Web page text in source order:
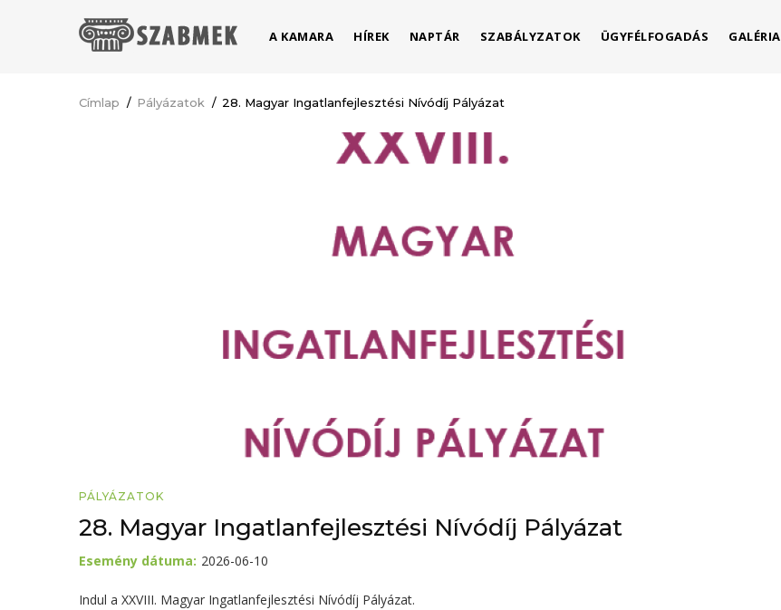
NAVIGATION
A KAMARA HÍREK NAPTÁR SZABÁLYZATOK ÜGYFÉLFOGADÁS GALÉRIA
Morzsa
Címlap / Pályázatok / 28. Magyar Ingatlanfejlesztési Nívódíj Pályázat
PÁLYÁZATOK
28. Magyar Ingatlanfejlesztési Nívódíj Pályázat
Esemény dátuma 2026-06-10
Indul a XXVIII. Magyar Ingatlanfejlesztési Nívódíj Pályázat.